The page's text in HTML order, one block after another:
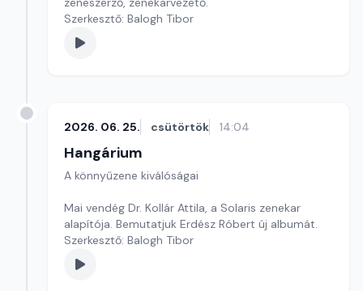
Szerkesztő: Balogh Tibor
2026. 06. 25. csütörtök 14:04
Hangárium
A könnyűzene kiválóságai
Mai vendég Dr. Kollár Attila, a Solaris zenekar
alapítója. Bemutatjuk Erdész Róbert új albumát.
Szerkesztő: Balogh Tibor